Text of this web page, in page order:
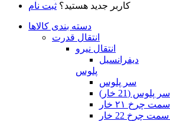
کاربر جدید هستید؟ ثبت نام
دسته بندی کالاها
انتقال قدرت
انتقال نیرو
دیفرانسیل
پلوس
سر پلوس
سر پلوس (21 خار)